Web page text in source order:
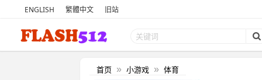
ENGLISH 繁體中文 旧站
首页 » 小游戏 » 体育